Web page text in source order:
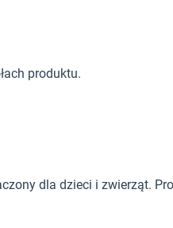
produktu.
dla dzieci i zwierząt.